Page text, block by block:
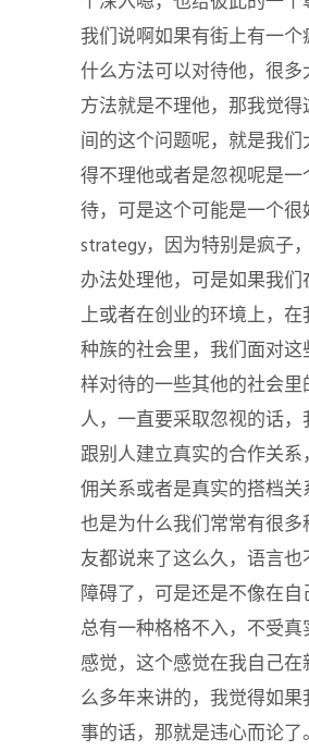
我们说啊如果有街上有一个
什么方法可以对待他，很多
方法就是不理他，那我觉
间的这个问题呢，就是我
得不理他或者是忽视呢是
待，可是这个可能是一个很
strategy，因为特别是疯子
办法处理他，可是如果我
上或者在创业的环境上，在
种族的社会里，我们面对这
样对待的一些其他的社会里
人，一直要采取忽视的话
跟别人建立真实的合作关系
佣关系或者是真实的搭档关
也是为什么我们常常有很多
友都说来了这么久，语言也
障碍了，可是还是不像在自
总有一种格格不入，不受
感觉，这个感觉在我自己
么多年来讲的，我觉得如
事的话，那就是违心而论了。